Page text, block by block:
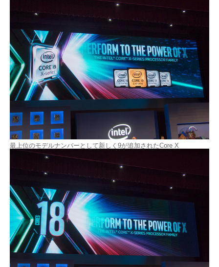
最上位のモデルナンバーとして新しく9が追加されたCore X